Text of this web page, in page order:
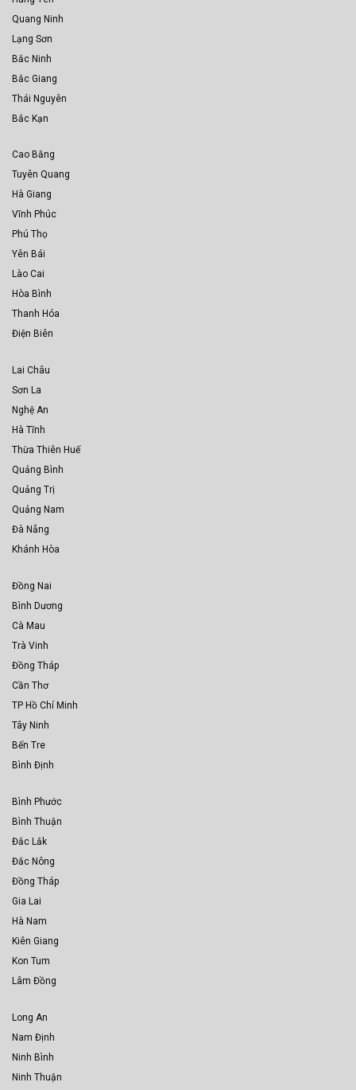
Quang Ninh
Lạng Sơn
Bắc Ninh
Bắc Giang
Thái Nguyên
Bắc Kạn
Cao Bằng
Tuyên Quang
Hà Giang
Vĩnh Phúc
Phú Thọ
Yên Bái
Lào Cai
Hòa Bình
Thanh Hóa
Điện Biên
Lai Châu
Sơn La
Nghệ An
Hà Tĩnh
Thừa Thiên Huế
Quảng Bình
Quảng Trị
Quảng Nam
Đà Nẵng
Khánh Hòa
Đồng Nai
Bình Dương
Cà Mau
Trà Vinh
Đồng Tháp
Cần Thơ
TP Hồ Chí Minh
Tây Ninh
Bến Tre
Bình Định
Bình Phước
Bình Thuận
Đắc Lắk
Đắc Nông
Đồng Tháp
Gia Lai
Hà Nam
Kiên Giang
Kon Tum
Lâm Đồng
Long An
Nam Định
Ninh Bình
Ninh Thuận